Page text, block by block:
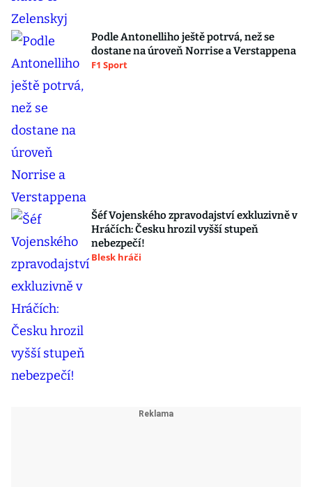
Podle Antonelliho ještě potrvá, než se
dostane na úroveň Norrise a Verstappena
F1 Sport
Šéf Vojenského zpravodajství exkluzivně v
Hráčích: Česku hrozil vyšší stupeň
nebezpečí!
Blesk hráči